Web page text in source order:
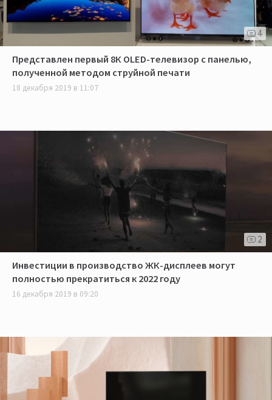
4
Представлен первый 8К OLED-телевизор с панелью,
полученной методом струйной печати
18 декабря 2019 в 11:07
2
Инвестиции в производство ЖК-дисплеев могут
полностью прекратиться к 2022 году
16 декабря 2019 в 09:20